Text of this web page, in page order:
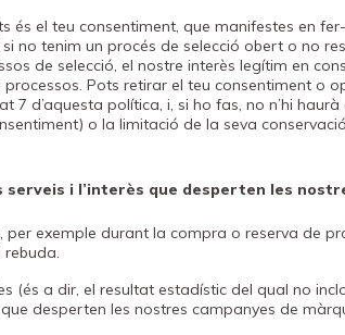
el teu consentiment, que manifestes en
si no tenim un procés de selecció obert o no
de selecció, el nostre interès legítim en
Pots retirar el teu consentiment o
7 d’aquesta política, i, si ho fas, no n’hi
o la limitació de la seva
i l’interès que desperten les
exemple durant la compra o reserva de
rebuda.
(és a dir, el resultat estadístic del qual no
desperten les nostres campanyes de